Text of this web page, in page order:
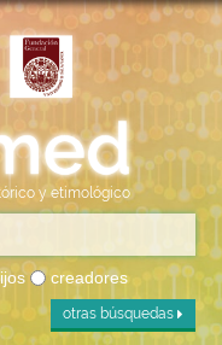
y etimológico
creadores
otras búsquedas